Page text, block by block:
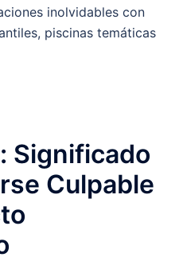
inolvidables con
piscinas temáticas
Significado
Culpable